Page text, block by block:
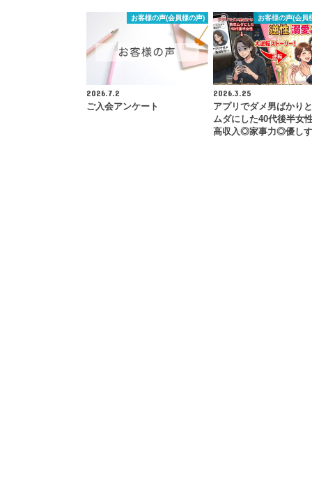
お客様の声(会員様の声)
2026.7.2
ご入会アンケート
お客様の声(会員
2026.3.25
アプリでダメ男ばかり
ムダにした40代後半女
高収入◎家事力◎優し